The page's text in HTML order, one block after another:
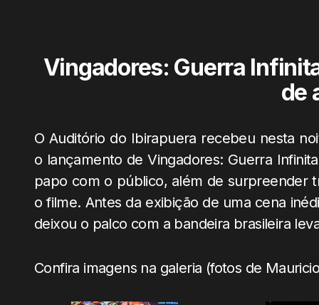
Vingadores: Guerra
de
O Auditório do Ibirapuera recebeu nesta
o lançamento de Vingadores: Guerra
papo com o público, além de surpreender
o filme. Antes da exibição de uma cena
deixou o palco com a bandeira brasileira
Confira imagens na galeria (fotos de